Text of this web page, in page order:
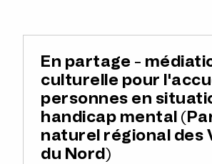
En partage -
culturelle pour
personnes en
handicap mental
naturel régional des
du Nord)